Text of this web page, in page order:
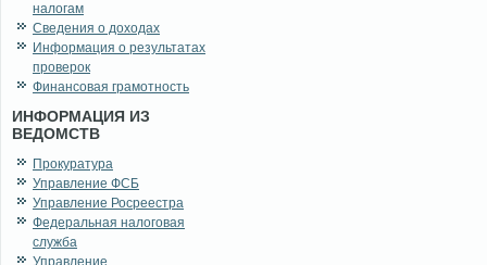
налогам
Сведения о доходах
Информация о результатах
проверок
Финансовая грамотность
ИНФОРМАЦИЯ ИЗ
ВЕДОМСТВ
Прокуратура
Управление ФСБ
Управление Росреестра
Федеральная налоговая
служба
Управление